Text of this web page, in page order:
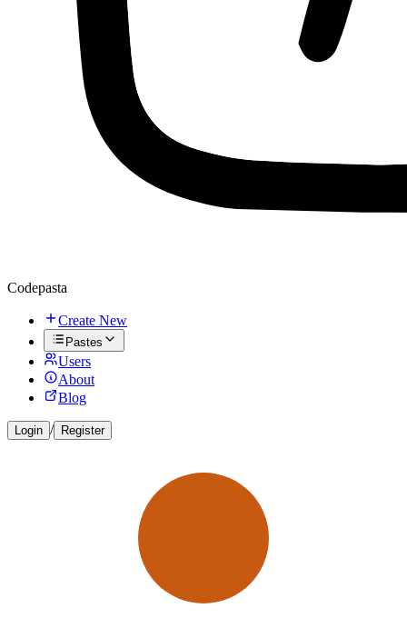
Codepasta
Create New
Pastes
Users
About
Blog
Login / Register